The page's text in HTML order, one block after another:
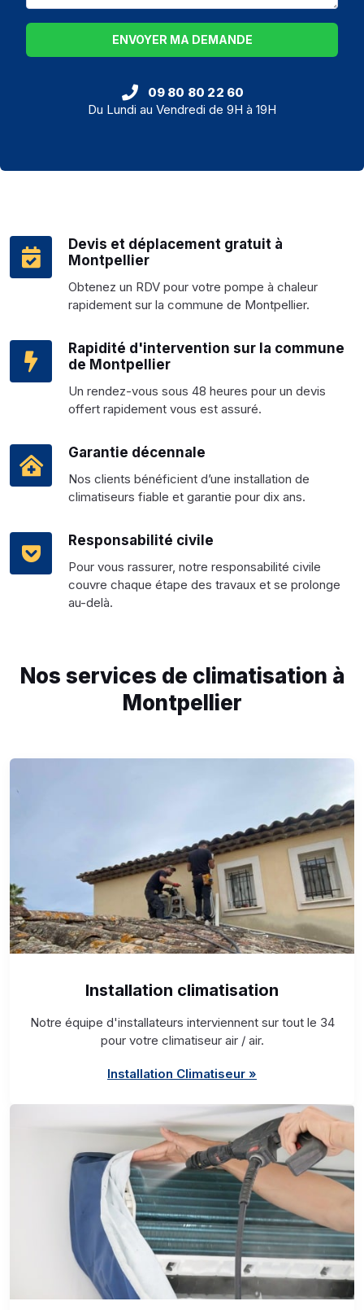
Devis et déplacement gratuit à
Montpellier
Obtenez un RDV pour votre pompe à chaleur
rapidement sur la commune de Montpellier.
Rapidité d'intervention sur la commune
de Montpellier
Un rendez-vous sous 48 heures pour un devis
offert rapidement vous est assuré.
Garantie décennale
Nos clients bénéficient d’une installation de
climatiseurs fiable et garantie pour dix ans.
Responsabilité civile
Pour vous rassurer, notre responsabilité civile
couvre chaque étape des travaux et se prolonge
au-delà.
ENVOYER MA DEMANDE
09 80 80 22 60
Du Lundi au Vendredi de 9H à 19H
Nos services de climatisation à
Montpellier
Installation climatisation
Notre équipe d'installateurs interviennent sur tout le 34
pour votre climatiseur air / air.
Installation Climatiseur »